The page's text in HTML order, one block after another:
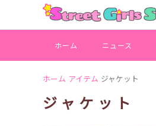
ホーム ニュース
ホーム アイテム ジャケット
ジャケット